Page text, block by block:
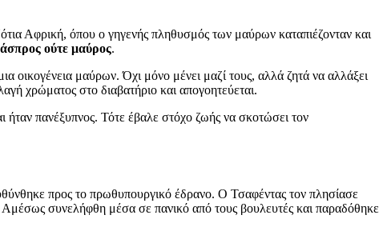
Αφρική, όπου ο γηγενής πληθυσμός των μαύρων καταπιέζονταν και
ούτε μαύρος.
οικογένεια μαύρων. Όχι μόνο μένει μαζί τους, αλλά ζητά να αλλάξει
χρώματος στο διαβατήριο και απογοητεύεται.
ήταν πανέξυπνος. Τότε έβαλε στόχο ζωής να σκοτώσει τον
προς το πρωθυπουργικό έδρανο. Ο Τσαφέντας τον πλησίασε
Αμέσως συνελήφθη μέσα σε πανικό από τους βουλευτές και παραδόθηκε